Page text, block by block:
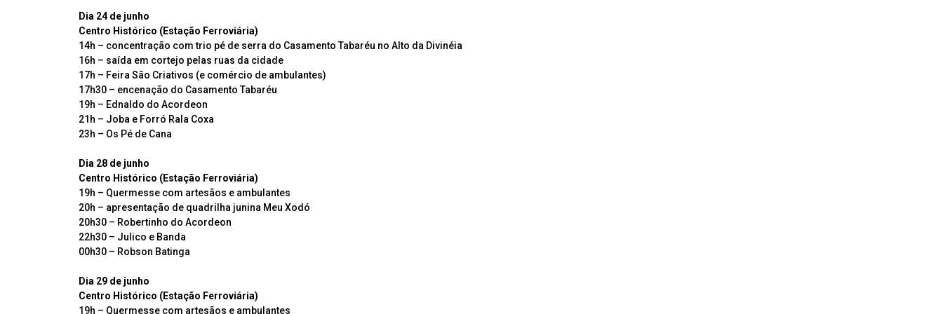
Dia 24 de junho
Centro Histórico (Estação Ferroviária)
14h – concentração com trio pé de serra do Casamento Tabaréu no Alto da Divinéia
16h – saída em cortejo pelas ruas da cidade
17h – Feira São Criativos (e comércio de ambulantes)
17h30 – encenação do Casamento Tabaréu
19h – Ednaldo do Acordeon
21h – Joba e Forró Rala Coxa
23h – Os Pé de Cana
Dia 28 de junho
Centro Histórico (Estação Ferroviária)
19h – Quermesse com artesãos e ambulantes
20h – apresentação de quadrilha junina Meu Xodó
20h30 – Robertinho do Acordeon
22h30 – Julico e Banda
00h30 – Robson Batinga
Dia 29 de junho
Centro Histórico (Estação Ferroviária)
19h – Quermesse com artesãos e ambulantes